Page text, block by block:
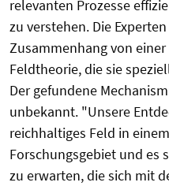
relevanten Prozesse
zu verstehen. Die
Zusammenhang von
Feldtheorie, die sie
Der gefundene
unbekannt. "Unsere
reichhaltiges Feld in
Forschungsgebiet und es
zu erwarten, die sich mit